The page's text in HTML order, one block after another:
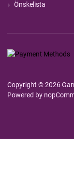
Önskelista
Copyright © 2026
Powered by